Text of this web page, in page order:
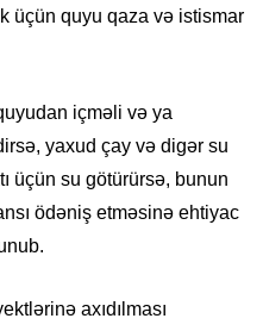
üçün quyu qaza və istismar
içməli və ya
yaxud çay və digər su
üçün su götürürsə, bunun
ödəniş etməsinə ehtiyac
axıdılması